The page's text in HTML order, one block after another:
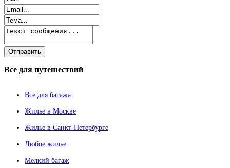
Все для путешествий
Все для багажа
Жилье в Москве
Жилье в Санкт-Петербурге
Любое жилье
Мелкий багаж